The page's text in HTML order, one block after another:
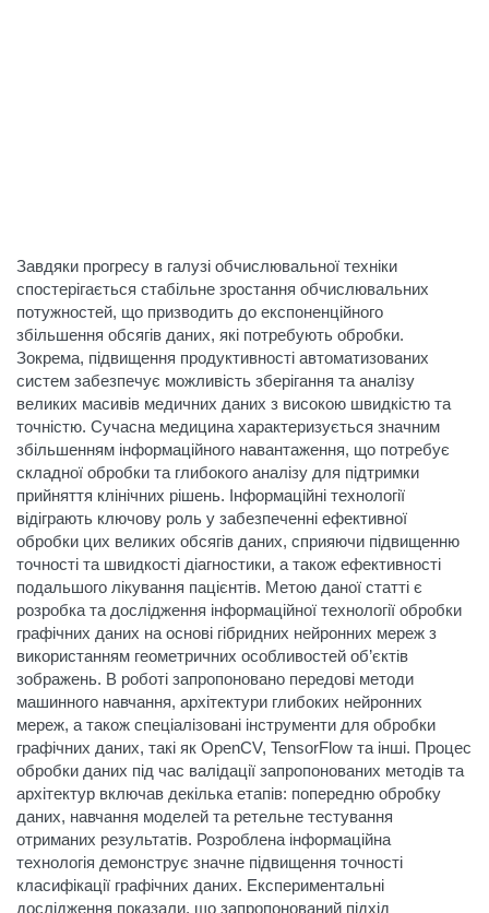
Завдяки прогресу в галузі обчислювальної техніки
спостерігається стабільне зростання обчислювальних
потужностей, що призводить до експоненційного
збільшення обсягів даних, які потребують обробки.
Зокрема, підвищення продуктивності автоматизованих
систем забезпечує можливість зберігання та аналізу
великих масивів медичних даних з високою швидкістю та
точністю. Сучасна медицина характеризується значним
збільшенням інформаційного навантаження, що потребує
складної обробки та глибокого аналізу для підтримки
прийняття клінічних рішень. Інформаційні технології
відіграють ключову роль у забезпеченні ефективної
обробки цих великих обсягів даних, сприяючи підвищенню
точності та швидкості діагностики, а також ефективності
подальшого лікування пацієнтів. Метою даної статті є
розробка та дослідження інформаційної технології обробки
графічних даних на основі гібридних нейронних мереж з
використанням геометричних особливостей об’єктів
зображень. В роботі запропоновано передові методи
машинного навчання, архітектури глибоких нейронних
мереж, а також спеціалізовані інструменти для обробки
графічних даних, такі як OpenCV, TensorFlow та інші. Процес
обробки даних під час валідації запропонованих методів та
архітектур включав декілька етапів: попередню обробку
даних, навчання моделей та ретельне тестування
отриманих результатів. Розроблена інформаційна
технологія демонструє значне підвищення точності
класифікації графічних даних. Експериментальні
дослідження показали, що запропонований підхід